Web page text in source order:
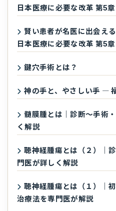
日本医療に必要な改革 第5章
賢い患者が名医に出会え
日本医療に必要な改革 第5章
鍵穴手術とは？
神の手と、やさしい手 ―
髄膜腫とは｜診断〜手術
く解説
聴神経腫瘍とは（２）｜
門医が詳しく解説
聴神経腫瘍とは（１）｜
治療法を専門医が解説